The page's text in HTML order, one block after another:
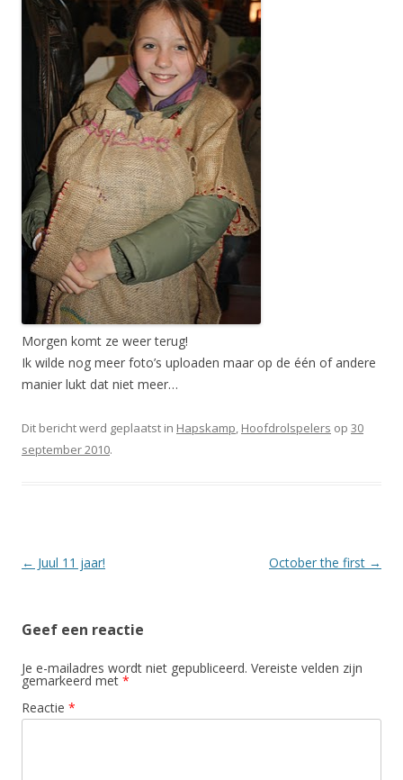
Morgen komt ze weer terug!
Ik wilde nog meer foto’s uploaden maar op de één of andere
manier lukt dat niet meer…
Dit bericht werd geplaatst in Hapskamp, Hoofdrolspelers op 30
september 2010.
Berichtnavigatie
← Juul 11 jaar! October the first →
Geef een reactie
Je e-mailadres wordt niet gepubliceerd. Vereiste velden zijn
gemarkeerd met *
Reactie *